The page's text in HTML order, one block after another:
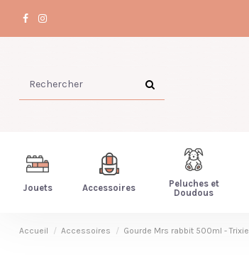
Jouets Accessoires
Peluches et
Doudous
Accueil Accessoires Gourde Mrs rabbit 500ml - Trixie